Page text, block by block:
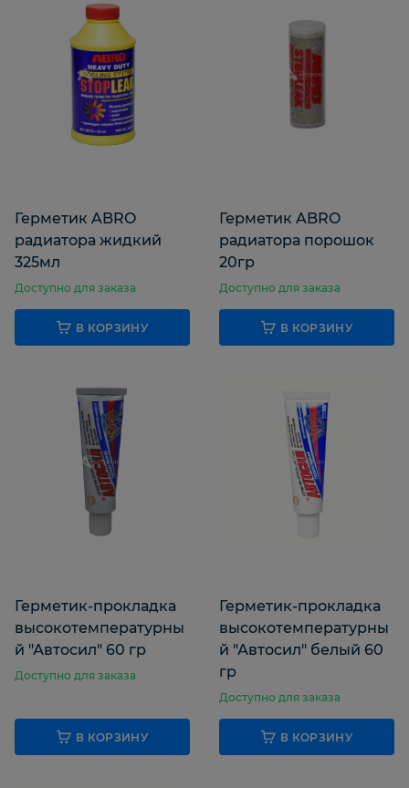
DONE DEAL
ELRING
L
Герметик ABRO
радиатора жидкий
325мл
Доступно для заказа
В КОРЗИНУ
Герметик ABRO
радиатора порошок
20гр
Доступно для заказа
В КОРЗИНУ
Герметик-прокладка
высокотемпературны
й "Автосил" 60 гр
Доступно для заказа
В КОРЗИНУ
Герметик-прокладка
высокотемпературны
й "Автосил" белый 60
гр
Доступно для заказа
В КОРЗИНУ